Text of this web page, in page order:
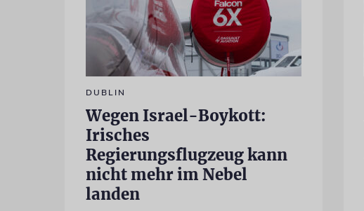
DUBLIN
Wegen Israel-Boykott:
Irisches
Regierungsflugzeug kann
nicht mehr im Nebel
landen